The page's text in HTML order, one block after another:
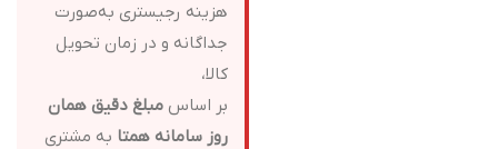
هزینه رجیستری به‌صورت
جداگانه و در زمان تحویل
کالا،
بر اساس مبلغ دقیق همان
روز سامانه همتا به مشتری